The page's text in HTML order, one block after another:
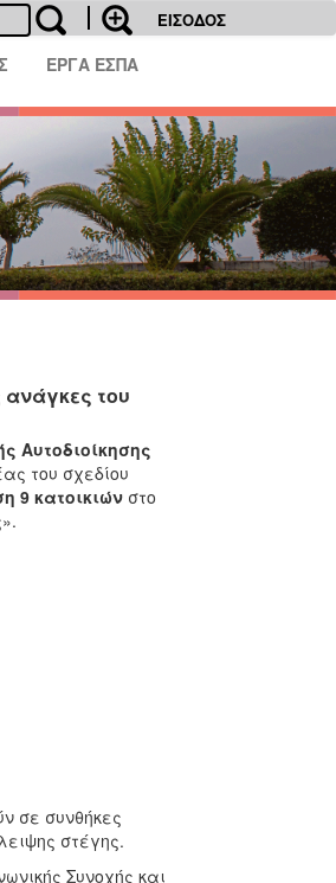
ΕΙΣΟΔΟΣ
ΕΡΓΑ ΕΣΠΑ
του
Αυτοδιοίκησης
του σχεδίου
9 κατοικιώνστο
σε συνθήκες
στέγης.
Συνοχής και